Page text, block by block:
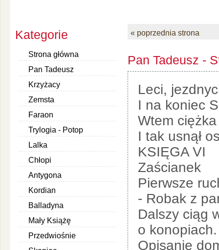
Kategorie
Strona główna
Pan Tadeusz
Krzyżacy
Zemsta
Faraon
Trylogia - Potop
Lalka
Chłopi
Antygona
Kordian
Balladyna
Mały Książę
Przedwiośnie
« poprzednia strona
Pan Tadeusz -
Leci,
I na koniec
Wtem
I tak usnął
KSIĘGA VI
Zaścianek
Pierwsze
- Robak z
Dalszy ciąg
o
Opisanie